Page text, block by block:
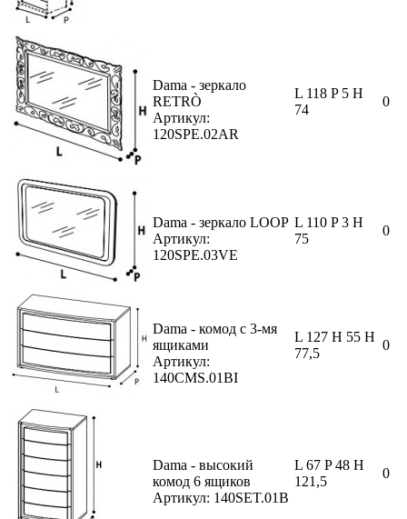
Dama - зеркало
RETRÒ
Артикул:
120SPE.02AR
L 118 P 5 H
74
0
Dama - зеркало LOOP
Артикул:
120SPE.03VE
L 110 P 3 H
75
0
Dama - комод с 3-мя
ящиками
Артикул:
140CMS.01BI
L 127 H 55 H
77,5
0
Dama - высокий
комод 6 ящиков
Артикул: 140SET.01B
L 67 P 48 H
121,5
0